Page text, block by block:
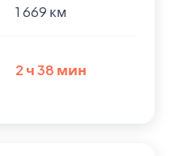
1 669 км
2 ч 38 мин